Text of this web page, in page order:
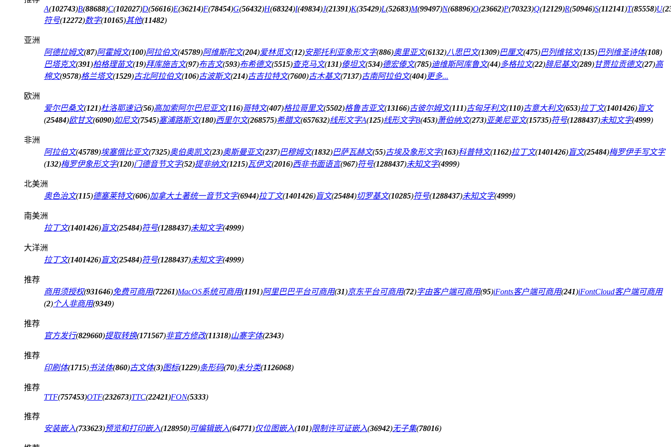
A(102743)B(88688)C(102027)D(56616)E(36214)F(78454)G(56432)H(68324)I(49834)J(21391)K(35429)L(52683)M(99497)N(68896)O(23662)P(70323)Q(12129)R(50946)S(112141)T(85558)U(
符号(12272)数字(10165)其他(11482)
亚洲
阿德拉姆文(87)阿霍姆文(100)阿拉伯文(45789)阿维斯陀文(204)爱林觅文(12)安那托利亚象形文字(886)奥里亚文(6132)八思巴文(1309)巴厘文(475)巴列维铭文(135)巴列维圣诗体(108)
巴塔克文(391)柏格理苗文(19)拜库施吉文(97)布吉文(593)布希德文(5515)查克马文(131)傣坦文(534)德宏傣文(785)迪维斯阿库鲁文(44)多格拉文(22)腓尼基文(289)甘贾拉贡德文(27)高
棉文(9578)格兰塔文(1529)古北阿拉伯文(106)古波斯文(214)古吉拉特文(7600)古木基文(7137)古南阿拉伯文(404)更多...
欧洲
爱尔巴桑文(121)杜洛耶速记(56)高加索阿尔巴尼亚文(116)哥特文(407)格拉哥里文(5502)格鲁吉亚文(13166)古彼尔姆文(111)古匈牙利文(110)古意大利文(653)拉丁文(1401426)盲文
(25484)欧甘文(6090)如尼文(7545)塞浦路斯文(180)西里尔文(268575)希腊文(657632)线形文字A(125)线形文字B(453)萧伯纳文(273)亚美尼亚文(15735)符号(1288437)未知文字(4999)
非洲
阿拉伯文(45789)埃塞俄比亚文(7325)奥伯奥凯文(23)奥斯曼亚文(237)巴穆姆文(1832)巴萨瓦赫文(55)古埃及象形文字(163)科普特文(1162)拉丁文(1401426)盲文(25484)梅罗伊手写文字
(132)梅罗伊象形文字(120)门德音节文字(52)提非纳文(1215)瓦伊文(2016)西非书面语言(967)符号(1288437)未知文字(4999)
北美洲
奥色治文(115)德塞莱特文(606)加拿大土著统一音节文字(6944)拉丁文(1401426)盲文(25484)切罗基文(10285)符号(1288437)未知文字(4999)
南美洲
拉丁文(1401426)盲文(25484)符号(1288437)未知文字(4999)
大洋洲
拉丁文(1401426)盲文(25484)符号(1288437)未知文字(4999)
推荐
商用须授权(931646)免费可商用(72261)MacOS系统可商用(1191)阿里巴巴平台可商用(31)京东平台可商用(72)字由客户端可商用(95)iFonts客户端可商用(241)iFontCloud客户端可商用
(2)个人非商用(9349)
推荐
官方发行(829660)提取转换(171567)非官方修改(11318)山寨字体(2343)
推荐
印刷体(1715)书法体(860)古文体(3)图标(1229)条形码(70)未分类(1126068)
推荐
TTF(757453)OTF(232673)TTC(22421)FON(5333)
推荐
安装嵌入(733623)预览和打印嵌入(128950)可编辑嵌入(64771)仅位图嵌入(101)限制许可证嵌入(36942)无子集(78016)